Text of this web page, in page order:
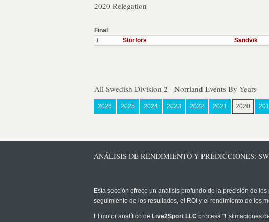
2020 Relegation
Final
1
Storfors Sandvik
All Swedish Division 2 - Norrland Events By Years
2026 2025 2024 2023 2022 2021 2020
ANÁLISIS DE RENDIMIENTO Y PREDICCIONES:
Esta sección ofrece un análisis profundo de la precisión de
seguimiento de los resultados, el ROI y el rendimiento de los
El motor analítico de Live2Sport LLC procesa "Estimaciones